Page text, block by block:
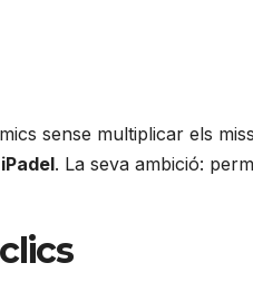
sense multiplicar els
iPadel. La seva ambició: